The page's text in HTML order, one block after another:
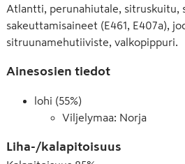
Atlantti, perunahiutale, sitruskuitu,
sakeuttamisaineet (E461, E407a),
sitruunamehutiiviste, valkopippuri.
Ainesosien tiedot
lohi (55%)
Viljelymaa: Norja
Liha-/kalapitoisuus